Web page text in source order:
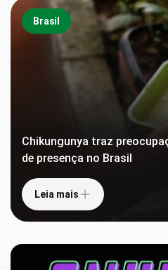
Brasil
Chikungunya traz
de presença no Brasil
Leia mais